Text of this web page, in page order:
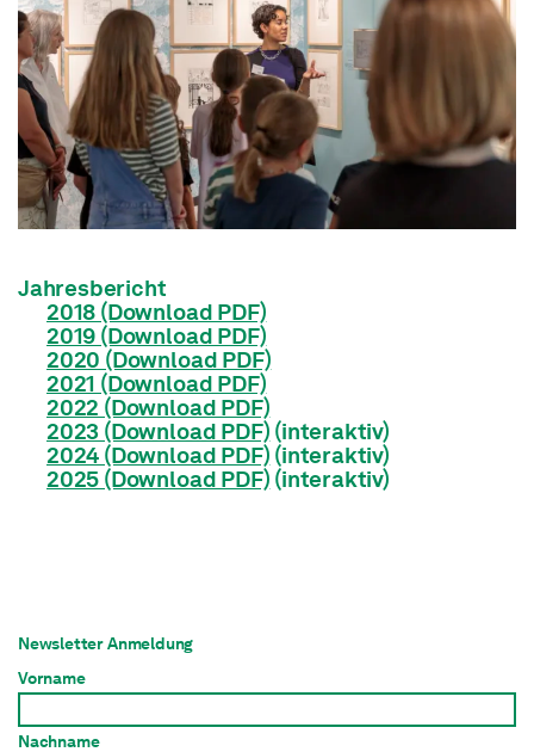
Jahresbericht
2018 (Download PDF)
2019 (Download PDF)
2020 (Download PDF)
2021 (Download PDF)
2022 (Download PDF)
2023 (Download PDF) (interaktiv)
2024 (Download PDF) (interaktiv)
2025 (Download PDF) (interaktiv)
Newsletter Anmeldung
Vorname
Nachname